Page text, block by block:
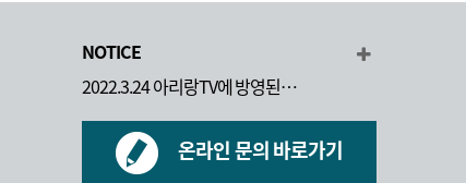
NOTICE
2022.3.24 아리랑TV에 방영된…
온라인 문의 바로가기